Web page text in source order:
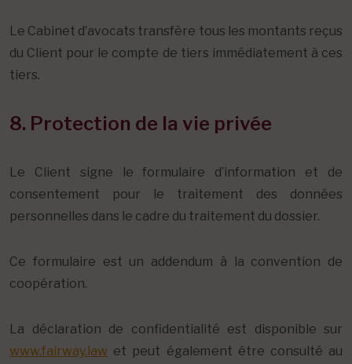
Le Cabinet d’avocats transfère tous les montants reçus
du Client pour le compte de tiers immédiatement à ces
tiers.
8. Protection de la vie privée
Le Client signe le formulaire d’information et de
consentement pour le traitement des données
personnelles dans le cadre du traitement du dossier.
Ce formulaire est un addendum à la convention de
coopération.
La déclaration de confidentialité est disponible sur
www.fairway.law et peut également être consulté au